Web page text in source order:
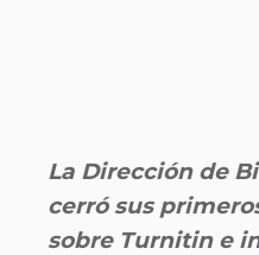
La Dirección de
cerró sus
sobre Turnitin e